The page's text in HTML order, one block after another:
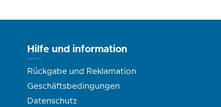
Hilfe und information
Rückgabe und Reklamation
Geschäftsbedingungen
Datenschutz